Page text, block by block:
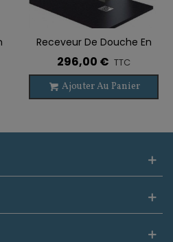
Receveur De Douche En
Ardoise ALEXIA
296,00 € TTC
Ajouter Au Panier